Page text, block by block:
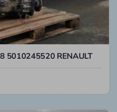
5010245520 RENAULT